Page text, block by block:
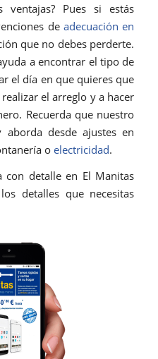
ventajas? Pues si estás
deadecuación en
que no debes perderte.
a encontrar el tipo de
el día en que quieres que
el arreglo y a hacer
Recuerda que nuestro
desde ajustes en
oelectricidad.
con detalle en El Manitas
detalles que necesitas